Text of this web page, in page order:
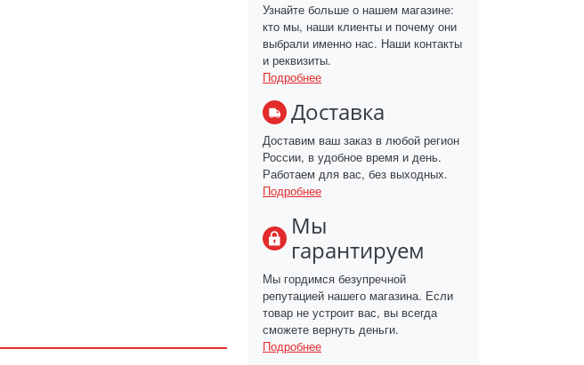
Узнайте больше о нашем магазине:
кто мы, наши клиенты и почему они
выбрали именно нас. Наши контакты
и реквизиты.
Подробнее
Доставка
Доставим ваш заказ в любой регион
России, в удобное время и день.
Работаем для вас, без выходных.
Подробнее
Мы
гарантируем
Мы гордимся безупречной
репутацией нашего магазина. Если
товар не устроит вас, вы всегда
сможете вернуть деньги.
Подробнее